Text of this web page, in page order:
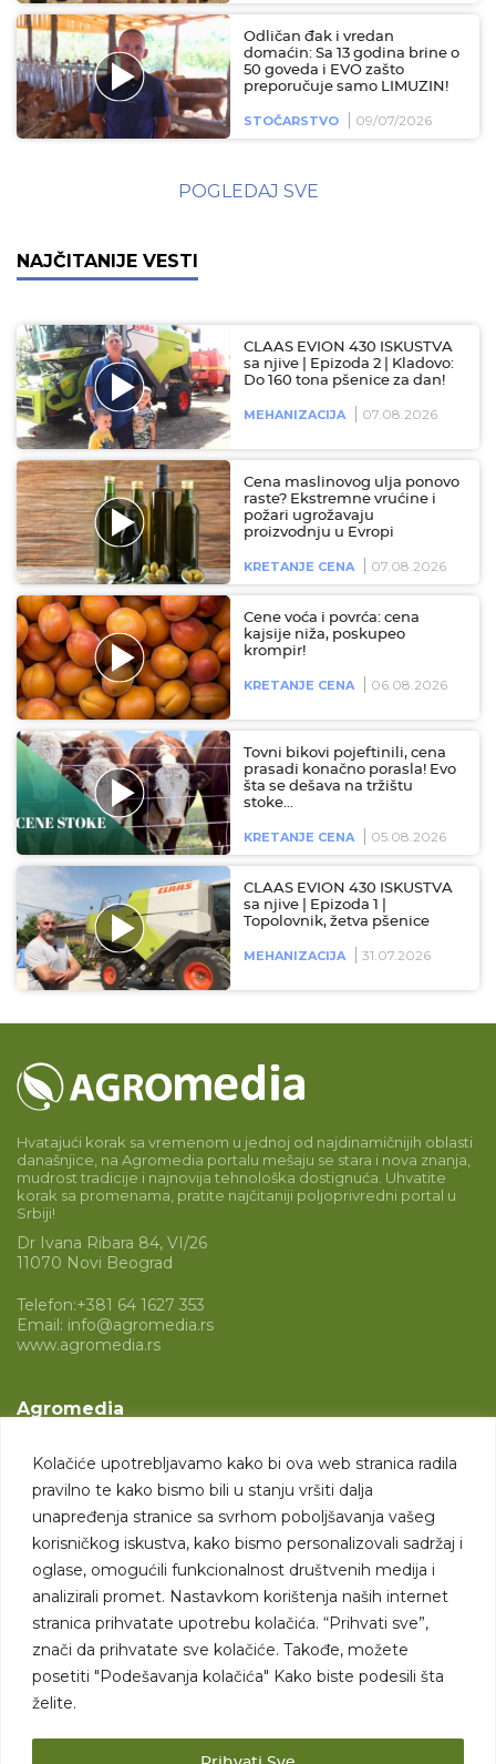
Kolačiće upotrebljavamo kako bi ova web stranica radila
pravilno te kako bismo bili u stanju vršiti dalja
unapređenja stranice sa svrhom poboljšavanja vašeg
korisničkog iskustva, kako bismo personalizovali sadržaj i
oglase, omogućili funkcionalnost društvenih medija i
analizirali promet. Nastavkom korištenja naših internet
stranica prihvatate upotrebu kolačića. “Prihvati sve”,
znači da prihvatate sve kolačiće. Takođe, možete
posetiti "Podešavanja kolačića" Kako biste podesili šta
želite.
Odličan đak i vredan
domaćin: Sa 13 godina brine o
50 goveda i EVO zašto
preporučuje samo LIMUZIN!
STOČARSTVO 09/07/2026
POGLEDAJ SVE
NAJČITANIJE VESTI
CLAAS EVION 430 ISKUSTVA
sa njive | Epizoda 2 | Kladovo:
Do 160 tona pšenice za dan!
MEHANIZACIJA 07.08.2026
Cena maslinovog ulja ponovo
raste? Ekstremne vrućine i
požari ugrožavaju
proizvodnju u Evropi
KRETANJE CENA 07.08.2026
Cene voća i povrća: cena
kajsije niža, poskupeo
krompir!
KRETANJE CENA 06.08.2026
Tovni bikovi pojeftinili, cena
prasadi konačno porasla! Evo
šta se dešava na tržištu
stoke…
KRETANJE CENA 05.08.2026
CLAAS EVION 430 ISKUSTVA
sa njive | Epizoda 1 |
Topolovnik, žetva pšenice
MEHANIZACIJA 31.07.2026
Hvatajući korak sa vremenom u jednoj od najdinamičnijih oblasti
današnjice, na Agromedia portalu mešaju se stara i nova znanja,
mudrost tradicije i najnovija tehnološka dostignuća. Uhvatite
korak sa promenama, pratite najčitaniji poljoprivredni portal u
Srbiji!
Dr Ivana Ribara 84, VI/26
11070 Novi Beograd
Telefon:+381 64 1627 353
Email: info@agromedia.rs
www.agromedia.rs
Agromedia
Svet poljoprivrede
Marketing usluge
Tražimo saradnike
Kontakt
Kontakt